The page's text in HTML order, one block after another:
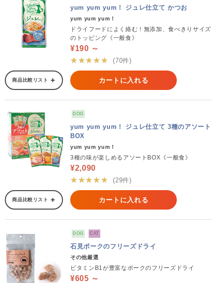
yum yum yum！ ジュレ仕立て かつお
yum yum yum！
ドライフードによく絡む！無添加、食べきりサイズ
のトッピング《一般食》
¥190 ～
★★★★★
(70件)
商品比較リスト カートに入れる
DOG
yum yum yum！ ジュレ仕立て 3種のアソート
BOX
yum yum yum！
3種の味が楽しめるアソートBOX《一般食》
¥2,090
★★★★★
(29件)
商品比較リスト カートに入れる
DOG CAT
石見ポークのフリーズドライ
その他厳選
ビタミンB1が豊富なポークのフリーズドライ
¥605 ～